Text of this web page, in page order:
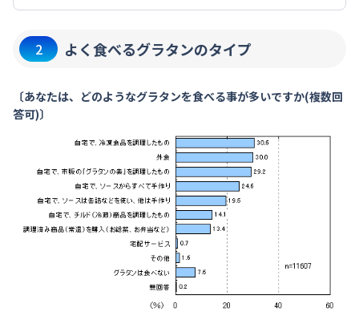
2 よく食べるグラタンのタイプ
〔あなたは、どのようなグラタンを食べる事が多いですか(複数回
答可)〕